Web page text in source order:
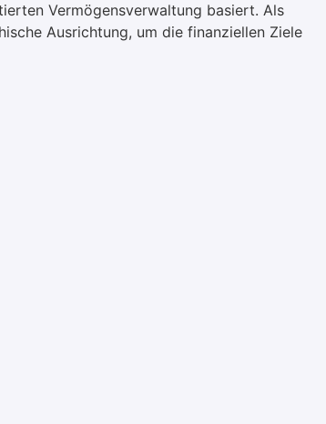
Vermögensverwaltung basiert. Als
Ausrichtung, um die finanziellen Ziele